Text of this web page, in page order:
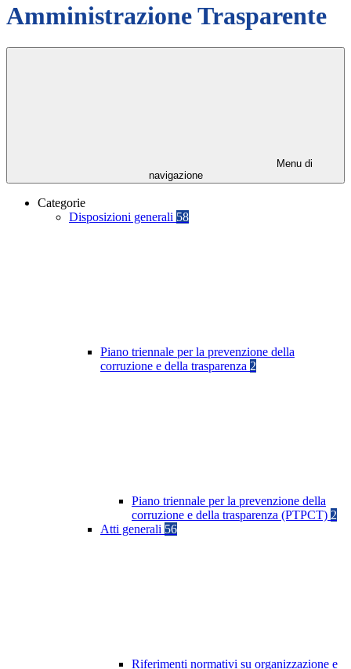
Amministrazione Trasparente
Menu di
navigazione
Categorie
Disposizioni generali 58
Piano triennale per la prevenzione della
corruzione e della trasparenza 2
Piano triennale per la prevenzione della
corruzione e della trasparenza (PTPCT) 2
Atti generali 56
Riferimenti normativi su organizzazione e